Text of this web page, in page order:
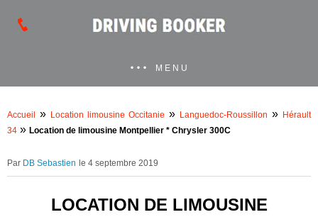
MENU
Accueil » Location limousine Occitanie » Languedoc-Roussillon » Hérault
34 » Location de limousine Montpellier * Chrysler 300C
DB Sebastien le 4 septembre 2019
LOCATION DE LIMOUSINE